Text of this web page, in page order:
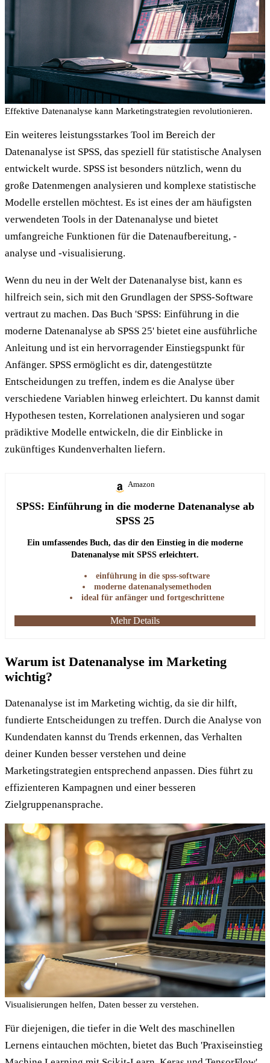
Effektive Datenanalyse kann Marketingstrategien revolutionieren.
Ein weiteres leistungsstarkes Tool im Bereich der
Datenanalyse ist SPSS, das speziell für statistische Analysen
entwickelt wurde. SPSS ist besonders nützlich, wenn du
große Datenmengen analysieren und komplexe statistische
Modelle erstellen möchtest. Es ist eines der am häufigsten
verwendeten Tools in der Datenanalyse und bietet
umfangreiche Funktionen für die Datenaufbereitung, -
analyse und -visualisierung.
Wenn du neu in der Welt der Datenanalyse bist, kann es
hilfreich sein, sich mit den Grundlagen der SPSS-Software
vertraut zu machen. Das Buch 'SPSS: Einführung in die
moderne Datenanalyse ab SPSS 25' bietet eine ausführliche
Anleitung und ist ein hervorragender Einstiegspunkt für
Anfänger. SPSS ermöglicht es dir, datengestützte
Entscheidungen zu treffen, indem es die Analyse über
verschiedene Variablen hinweg erleichtert. Du kannst damit
Hypothesen testen, Korrelationen analysieren und sogar
prädiktive Modelle entwickeln, die dir Einblicke in
zukünftiges Kundenverhalten liefern.
Amazon
SPSS: Einführung in die moderne Datenanalyse ab
SPSS 25
Ein umfassendes Buch, das dir den Einstieg in die moderne
Datenanalyse mit SPSS erleichtert.
einführung in die spss-software
moderne datenanalysemethoden
ideal für anfänger und fortgeschrittene
Mehr Details
Warum ist Datenanalyse im Marketing
wichtig?
Datenanalyse ist im Marketing wichtig, da sie dir hilft,
fundierte Entscheidungen zu treffen. Durch die Analyse von
Kundendaten kannst du Trends erkennen, das Verhalten
deiner Kunden besser verstehen und deine
Marketingstrategien entsprechend anpassen. Dies führt zu
effizienteren Kampagnen und einer besseren
Zielgruppenansprache.
Visualisierungen helfen, Daten besser zu verstehen.
Für diejenigen, die tiefer in die Welt des maschinellen
Lernens eintauchen möchten, bietet das Buch 'Praxiseinstieg